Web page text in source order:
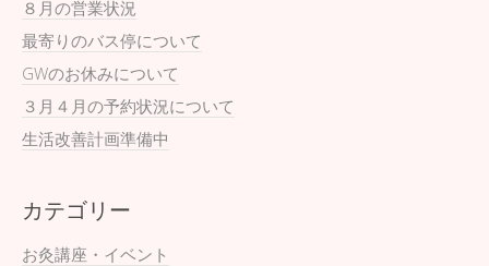
８月の営業状況
最寄りのバス停について
GWのお休みについて
３月４月の予約状況について
生活改善計画準備中
カテゴリー
お灸講座・イベント